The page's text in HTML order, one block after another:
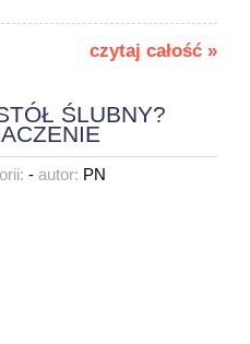
czytaj całość »
ŚLUBNY?
- autor: PN